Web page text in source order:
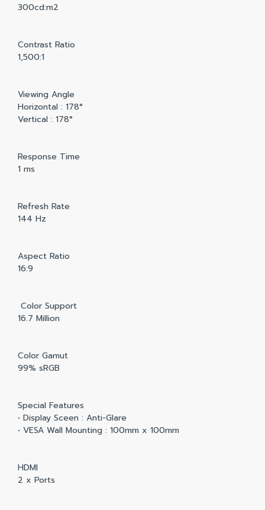
300cd:m2
Contrast Ratio
1,500:1
Viewing Angle
Horizontal : 178°
Vertical : 178°
Response Time
1 ms
Refresh Rate
144 Hz
Aspect Ratio
16:9
Color Support
16.7 Million
Color Gamut
99% sRGB
Special Features
• Display Sceen : Anti-Glare
• VESA Wall Mounting : 100mm x 100mm
HDMI
2 x Ports